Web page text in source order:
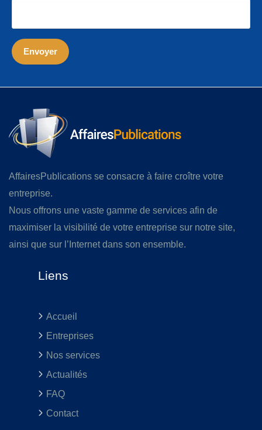
AffairesPublications se consacre à faire croître votre
entreprise.
Nous offrons une vaste gamme de services afin de
maximiser la visibilité de votre entreprise sur notre site,
ainsi que sur l’Internet dans son ensemble.
Liens
Accueil
Entreprises
Nos services
Actualités
FAQ
Contact